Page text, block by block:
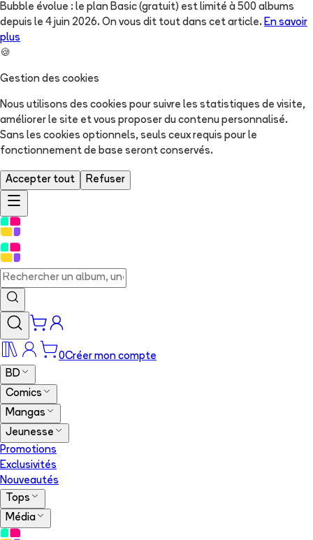
Bubble évolue : le plan Basic (gratuit) est limité à 500 albums
depuis le 4 juin 2026. On vous dit tout dans cet article. En savoir
plus
🍪
Gestion des cookies
Nous utilisons des cookies pour suivre les statistiques de visite,
améliorer le site et vous proposer du contenu personnalisé.
Sans les cookies optionnels, seuls ceux requis pour le
fonctionnement de base seront conservés.
Accepter tout Refuser
0Créer mon compte
BD
Comics
Mangas
Jeunesse
Promotions
Exclusivités
Nouveautés
Tops
Média